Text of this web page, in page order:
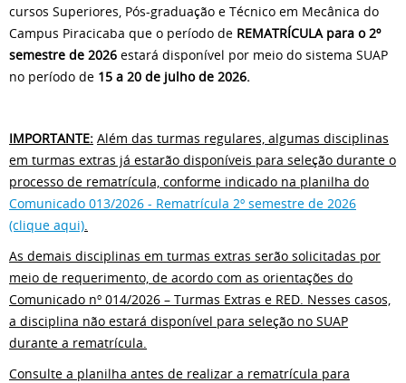
cursos Superiores, Pós-graduação e Técnico em Mecânica do
Campus Piracicaba que o período de REMATRÍCULA para o 2º
semestre de 2026 estará disponível por meio do sistema SUAP
no período de 15 a 20 de julho de 2026.
IMPORTANTE: Além das turmas regulares, algumas disciplinas
em turmas extras já estarão disponíveis para seleção durante o
processo de rematrícula, conforme indicado na planilha do
Comunicado 013/2026 - Rematrícula 2º semestre de 2026
(clique aqui).
As demais disciplinas em turmas extras serão solicitadas por
meio de requerimento, de acordo com as orientações do
Comunicado nº 014/2026 – Turmas Extras e RED. Nesses casos,
a disciplina não estará disponível para seleção no SUAP
durante a rematrícula.
Consulte a planilha antes de realizar a rematrícula para